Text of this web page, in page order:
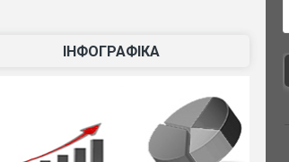
ІНФОГРАФІКА